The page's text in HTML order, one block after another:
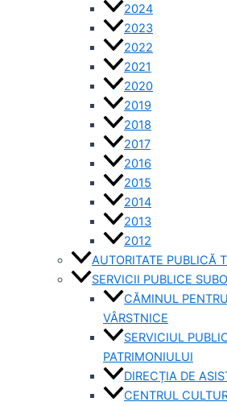
2024
2023
2022
2021
2020
2019
2018
2017
2016
2015
2014
2013
2012
AUTORITATE PUBLICĂ
SERVICII PUBLICE
CĂMINUL
VÂRSTNICE
SERVICIUL
PATRIMONIULUI
DIRECȚIA DE
CENTRUL